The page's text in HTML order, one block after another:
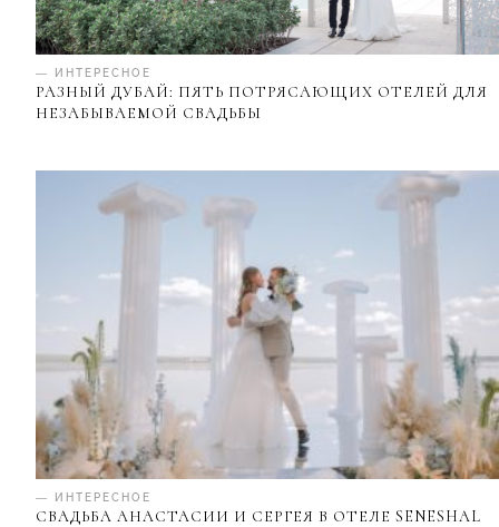
— ИНТЕРЕСНОЕ
РАЗНЫЙ ДУБАЙ: ПЯТЬ ПОТРЯСАЮЩИХ ОТЕЛЕЙ ДЛЯ
НЕЗАБЫВАЕМОЙ СВАДЬБЫ
— ИНТЕРЕСНОЕ
СВАДЬБА АНАСТАСИИ И СЕРГЕЯ В ОТЕЛЕ SENESHAL